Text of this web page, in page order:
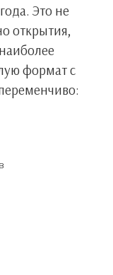
Это не
открытия,
формат с